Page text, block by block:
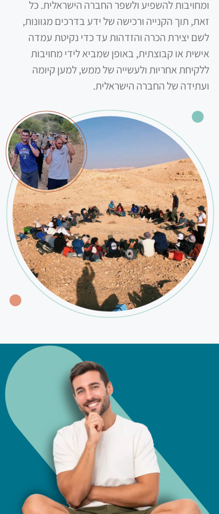
ומחויבות להשפיע ולשפר החברה הישראלית. כל
זאת, תוך הקנייה ורכישה של ידע בדרכים מגוונות,
לשם יצירת הכרה והזדהות עד כדי נקיטת עמדה
אישית או קבוצתית, באופן שמביא לידי מחויבות
ללקיחת אחריות ולעשייה של ממש, למען קיומה
ועתידה של החברה הישראלית.